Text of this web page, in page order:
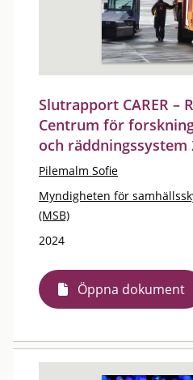
Slutrapport CARER –
Centrum för
och räddningssystem
Pilemalm Sofie
Myndigheten för
(MSB)
2024
Öppna dokument